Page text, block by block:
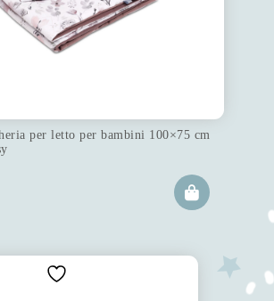
per letto per bambini 100×75 cm